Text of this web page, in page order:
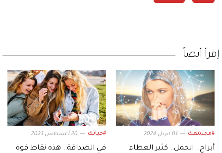
إقرأ أيضاً
#مجتمعك 01 ابريل 2024
أبراج.. الحمل.. كثير العطاء
#حياتك 20 أغسطس 2023
في الصداقة.. هذه نقاط قوة